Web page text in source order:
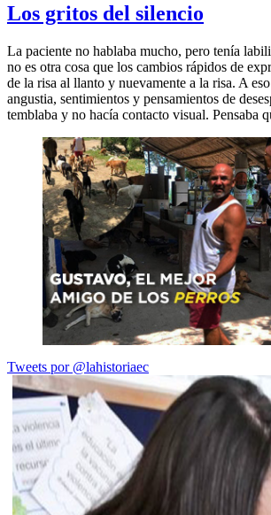
Los gritos del silencio
La paciente no hablaba mucho, pero tenía
no es otra cosa que los cambios rápidos de
de la risa al llanto y nuevamente a la risa. A
angustia, sentimientos y pensamientos de
temblaba y no hacía contacto visual. Pensaba
Tweets por @lahistoriaec